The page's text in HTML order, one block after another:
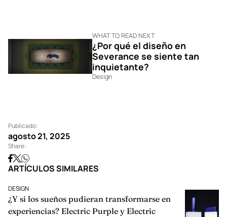
WHAT TO READ NEXT
¿Por qué el diseño en
Severance se siente tan
inquietante?
Design
Publicado:
agosto 21, 2025
Share:
ARTÍCULOS SIMILARES
DESIGN
¿Y si los sueños pudieran transformarse en
experiencias? Electric Purple y Electric